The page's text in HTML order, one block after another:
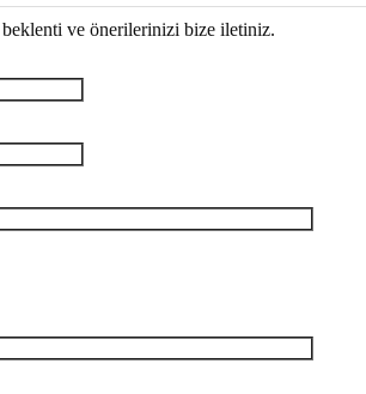
Aliağa'da
ve önerilerinizi bize iletiniz.